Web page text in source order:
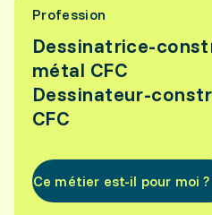
Profession
Dessinatrice-
métal CFC
Dessinateur-
CFC
Ce métier est-il pour moi ?